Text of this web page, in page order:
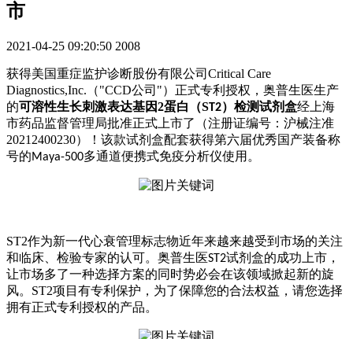
市
2021-04-25 09:20:50 2008
获得美国重症监护诊断股份有限公司Critical Care
Diagnostics,Inc.（"CCD公司"）正式专利授权，奥普生医生产
的可溶性生长刺激表达基因2蛋白（ST2）检测试剂盒经上海
市药品监督管理局批准正式上市了（注册证编号：沪械注准
20212400230）！该款试剂盒配套获得第六届优秀国产装备称
号的Maya-500多通道便携式免疫分析仪使用。
ST2作为新一代心衰管理标志物近年来越来越受到市场的关注
和临床、检验专家的认可。奥普生医ST2试剂盒的成功上市，
让市场多了一种选择方案的同时势必会在该领域掀起新的旋
风。ST2项目有专利保护 ，为了保障您的合法权益，请您选择
拥有正式专利授权的产品。